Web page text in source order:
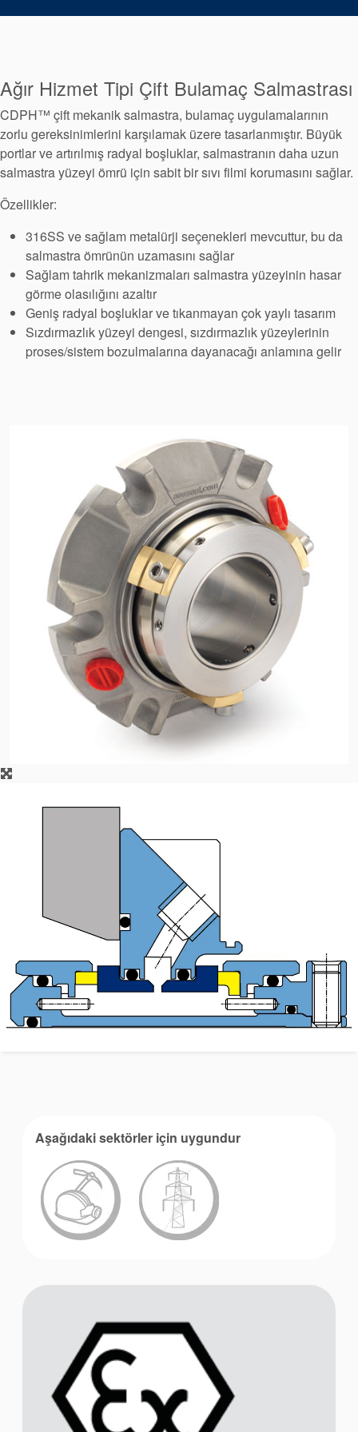
Sistemi
Sertifikalar ve Standartlar
Bize Ulaşın
Konumlar
Haberler
Sürdürülebilirlik
Akademi
Ürün Broşürleri
beyaz bültenler
Ağır Hizmet Tipi Çift Bulamaç Salmastrası
CDPH™ çift mekanik salmastra, bulamaç uygulamalarının
zorlu gereksinimlerini karşılamak üzere tasarlanmıştır. Büyük
portlar ve artırılmış radyal boşluklar, salmastranın daha uzun
salmastra yüzeyi ömrü için sabit bir sıvı filmi korumasını sağlar.
Özellikler:
316SS ve sağlam metalürji seçenekleri mevcuttur, bu da
salmastra ömrünün uzamasını sağlar
Sağlam tahrik mekanizmaları salmastra yüzeyinin hasar
görme olasılığını azaltır
Geniş radyal boşluklar ve tıkanmayan çok yaylı tasarım
Sızdırmazlık yüzeyi dengesi, sızdırmazlık yüzeylerinin
proses/sistem bozulmalarına dayanacağı anlamına gelir
Aşağıdaki sektörler için uygundur